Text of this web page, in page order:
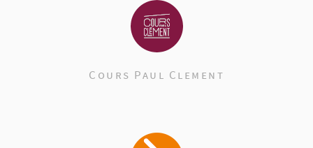
Cours Paul Clement